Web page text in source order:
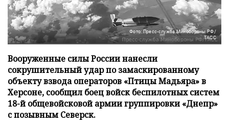
Фото: Пресс-служба Минобороны РФ/
ТАСС
Вооруженные силы России нанесли
сокрушительный удар по замаскированному
объекту взвода операторов «Птицы Мадьяра» в
Херсоне, сообщил боец войск беспилотных систем
18-й общевойсковой армии группировки «Днепр»
с позывным Северск.